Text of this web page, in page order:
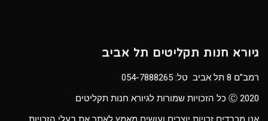
גיורא חנות תקליטים תל אביב
רמב”ם 8 תל אביב טל:
054-7888265
Ⓒ 2020 כל הזכויות שמורות לגיורא חנות תקליטים